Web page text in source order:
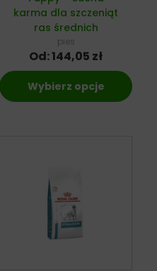
karma dla szczeniąt
ras średnich
pies
Od:144,05 zł
Wybierz opcje